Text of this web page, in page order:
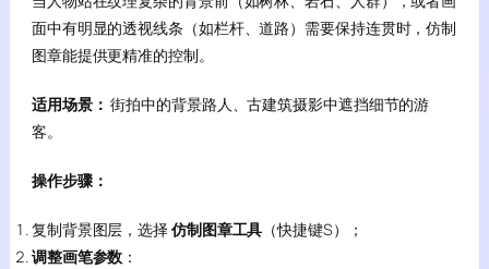
面中有明显的透视线条（如栏杆、道路）需要保持连贯时，仿制
图章能提供更精准的控制。
适用场景： 街拍中的背景路人、古建筑摄影中遮挡细节的游
客。
操作步骤：
复制背景图层，选择仿制图章工具 （快捷键S）；
调整画笔参数 ：